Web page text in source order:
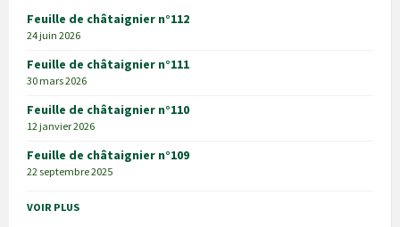
Feuille de châtaignier n°112
24 juin 2026
Feuille de châtaignier n°111
30 mars 2026
Feuille de châtaignier n°110
12 janvier 2026
Feuille de châtaignier n°109
22 septembre 2025
VOIR PLUS